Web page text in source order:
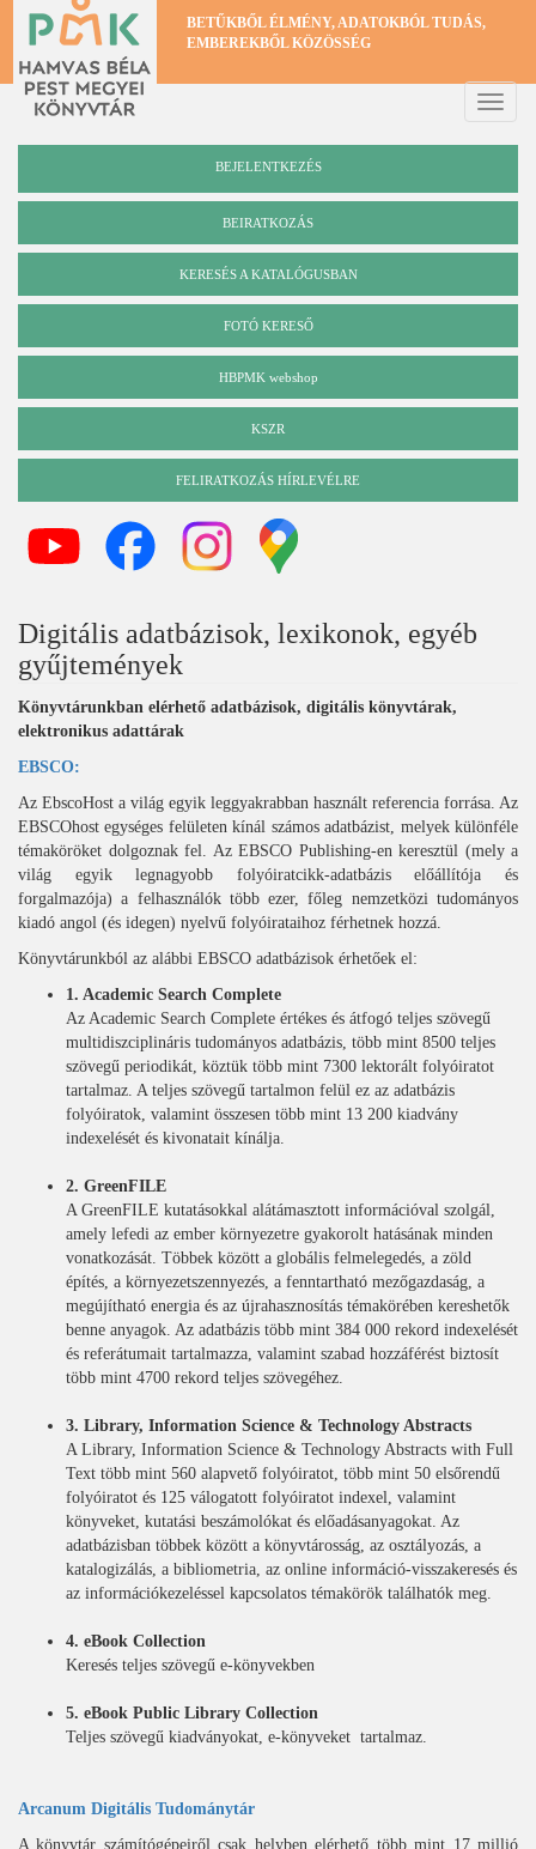
Ugrás
tartalomra
BETŰKBŐL ÉLMÉNY, ADATOKBÓL TUDÁS,
EMBEREKBŐL KÖZÖSSÉG
Toggle
BEJELENTKEZÉS
BEIRATKOZÁS
Katalógus
KERESÉS A KATALÓGUSBAN
FOTÓ KERESŐ
HBPMK webshop
KSZR
FELIRATKOZÁS HÍRLEVÉLRE
Digitális adatbázisok, lexikonok, egyéb
gyűjtemények
Könyvtárunkban elérhető adatbázisok, digitális könyvtárak,
elektronikus adattárak
EBSCO:
Az EbscoHost a világ egyik leggyakrabban használt referencia forrása. Az
EBSCOhost egységes felületen kínál számos adatbázist, melyek különféle
témaköröket dolgoznak fel. Az EBSCO Publishing-en keresztül (mely a
világ egyik legnagyobb folyóiratcikk-adatbázis előállítója és
forgalmazója) a felhasználók több ezer, főleg nemzetközi tudományos
kiadó angol (és idegen) nyelvű folyóirataihoz férhetnek hozzá.
Könyvtárunkból az alábbi EBSCO adatbázisok érhetőek el:
1. Academic Search Complete
Az Academic Search Complete értékes és átfogó teljes szövegű
multidiszciplináris tudományos adatbázis, több mint 8500 teljes
szövegű periodikát, köztük több mint 7300 lektorált folyóiratot
tartalmaz. A teljes szövegű tartalmon felül ez az adatbázis
folyóiratok, valamint összesen több mint 13 200 kiadvány
indexelését és kivonatait kínálja.
2. GreenFILE
A GreenFILE kutatásokkal alátámasztott információval szolgál,
amely lefedi az ember környezetre gyakorolt hatásának minden
vonatkozását. Többek között a globális felmelegedés, a zöld
építés, a környezetszennyezés, a fenntartható mezőgazdaság, a
megújítható energia és az újrahasznosítás témakörében kereshetők
benne anyagok. Az adatbázis több mint 384 000 rekord indexelését
és referátumait tartalmazza, valamint szabad hozzáférést biztosít
több mint 4700 rekord teljes szövegéhez.
3. Library, Information Science & Technology Abstracts
A Library, Information Science & Technology Abstracts with Full
Text több mint 560 alapvető folyóiratot, több mint 50 elsőrendű
folyóiratot és 125 válogatott folyóiratot indexel, valamint
könyveket, kutatási beszámolókat és előadásanyagokat. Az
adatbázisban többek között a könyvtárosság, az osztályozás, a
katalogizálás, a bibliometria, az online információ-visszakeresés és
az információkezeléssel kapcsolatos témakörök találhatók meg.
4. eBook Collection
Keresés teljes szövegű e-könyvekben
5. eBook Public Library Collection
Teljes szövegű kiadványokat, e-könyveket tartalmaz.
Arcanum Digitális Tudománytár
A könyvtár számítógépeiről csak helyben elérhető több mint 17 millió